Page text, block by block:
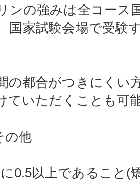
ンの強みは全コース
国家試験会場で受験
の都合がつきにくい
ていただくことも可
の他
0.5以上であること(